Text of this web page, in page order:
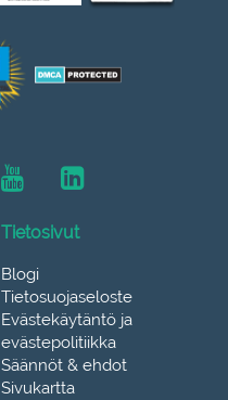
Tietosivut
Blogi
Tietosuojaseloste
Evästekäytäntö ja
evästepolitiikka
Säännöt & ehdot
Sivukartta